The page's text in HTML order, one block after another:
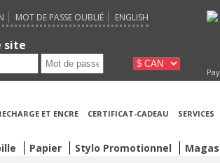
MOT DE PASSE OUBLIÉ ENGLISH
site
ET ENCRE CERTIFICAT-CADEAU SERVICES
Papier Stylo Promotionnel